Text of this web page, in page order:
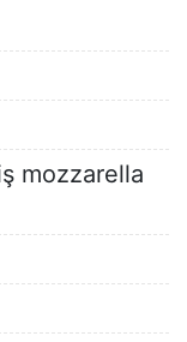
mozzarella